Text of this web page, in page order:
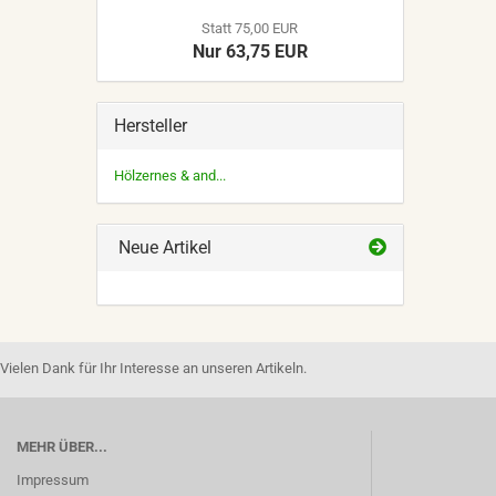
Statt 75,00 EUR
Nur 63,75 EUR
Hersteller
Hölzernes & and...
Neue Artikel
Vielen Dank für Ihr Interesse an unseren Artikeln.
MEHR ÜBER...
Impressum